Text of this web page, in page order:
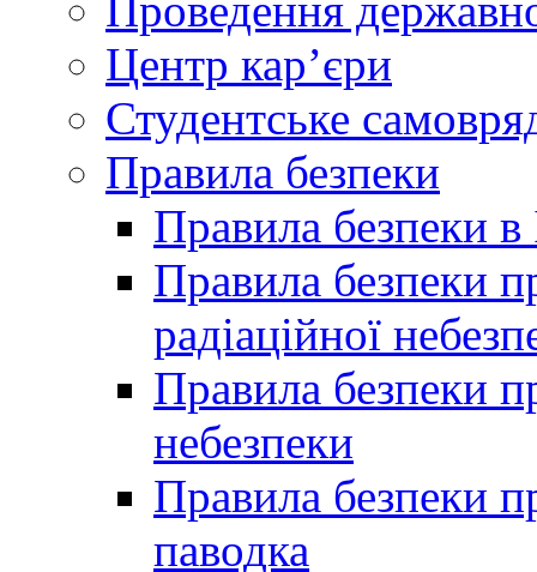
Центр кар’єри
Студентське
Правила безпеки
Правила безпеки в
Правила безпеки
радіаційної
Правила безпеки
небезпеки
Правила безпеки
паводка